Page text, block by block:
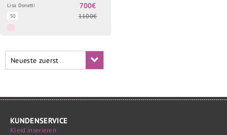
Lisa Donetti
50
700€
1100€
Neueste zuerst
KUNDENSERVICE
Kleid inserieren